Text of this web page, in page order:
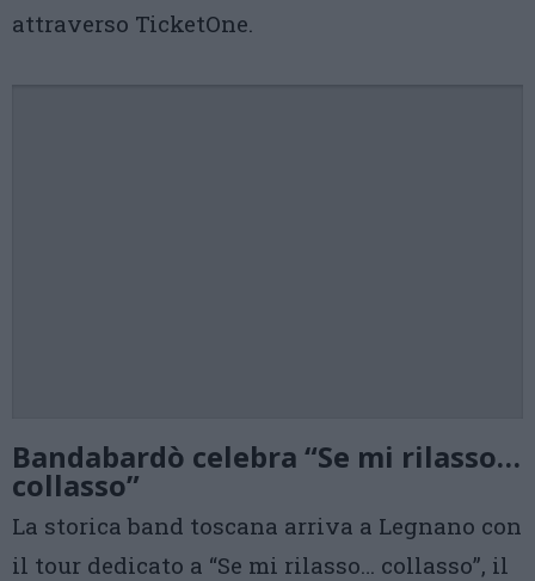
attraverso TicketOne.
Bandabardò celebra “Se mi rilasso…
collasso”
La storica band toscana arriva a Legnano con
il tour dedicato a “Se mi rilasso… collasso”, il